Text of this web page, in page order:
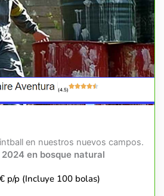
(4.5)
en nuestros nuevos campos.
en bosque natural
p/p (Incluye 100 bolas)